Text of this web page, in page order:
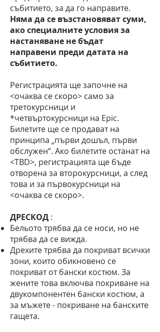
събитието, за да го направите.
Няма да се възстановяват суми,
ако специалните условия за
настаняване не бъдат
направени преди датата на
събитието.
Регистрацията ще започне на
<очаква се скоро> само за
третокурсници и
*четвъртокурсници на Epic.
Билетите ще се продават на
принципа „първи дошъл, първи
обслужен“. Ако билетите останат на
<TBD>, регистрацията ще бъде
отворена за второкурсници, а след
това и за първокурсници на
<очаква се скоро>.
ДРЕСКОД :
Бельото трябва да се носи, но не
трябва да се вижда.
Дрехите трябва да покриват всички
зони, които обикновено се
покриват от бански костюм. За
жените това включва покриване на
двукомпонентен бански костюм, а
за мъжете - покриване на банските
гащета.